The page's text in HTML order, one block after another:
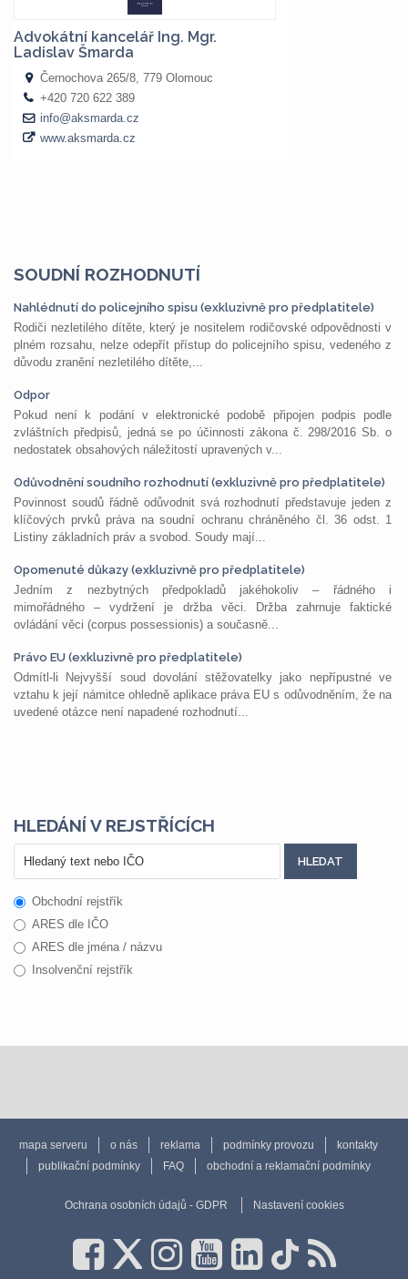
SOUDNÍ ROZHODNUTÍ
Nahlédnutí do policejního spisu (exkluzivně pro předplatitele)
Rodiči nezletilého dítěte, který je nositelem rodičovské odpovědnosti v
plném rozsahu, nelze odepřít přístup do policejního spisu, vedeného z
důvodu zranění nezletilého dítěte,...
Odpor
Pokud není k podání v elektronické podobě připojen podpis podle
zvláštních předpisů, jedná se po účinnosti zákona č. 298/2016 Sb. o
nedostatek obsahových náležitostí upravených v...
Odůvodnění soudního rozhodnutí (exkluzivně pro předplatitele)
Povinnost soudů řádně odůvodnit svá rozhodnutí představuje jeden z
klíčových prvků práva na soudní ochranu chráněného čl. 36 odst. 1
Listiny základních práv a svobod. Soudy mají...
Opomenuté důkazy (exkluzivně pro předplatitele)
Jedním z nezbytných předpokladů jakéhokoliv – řádného i
mimořádného – vydržení je držba věci. Držba zahrnuje faktické
ovládání věci (corpus possessionis) a současně...
Právo EU (exkluzivně pro předplatitele)
Odmítl-li Nejvyšší soud dovolání stěžovatelky jako nepřípustné ve
vztahu k její námitce ohledně aplikace práva EU s odůvodněním, že na
uvedené otázce není napadené rozhodnutí...
HLEDÁNÍ V REJSTŘÍCÍCH
Obchodní rejstřík
ARES dle IČO
ARES dle jména / názvu
Insolvenční rejstřík
mapa serveru o nás reklama podmínky provozu
kontakty
publikační podmínky
FAQ obchodní a reklamační podmínky
Ochrana osobních údajů - GDPR Nastavení cookies